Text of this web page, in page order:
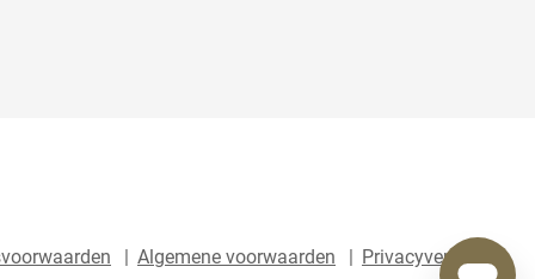
Algemene voorwaarden Privacyverklaring